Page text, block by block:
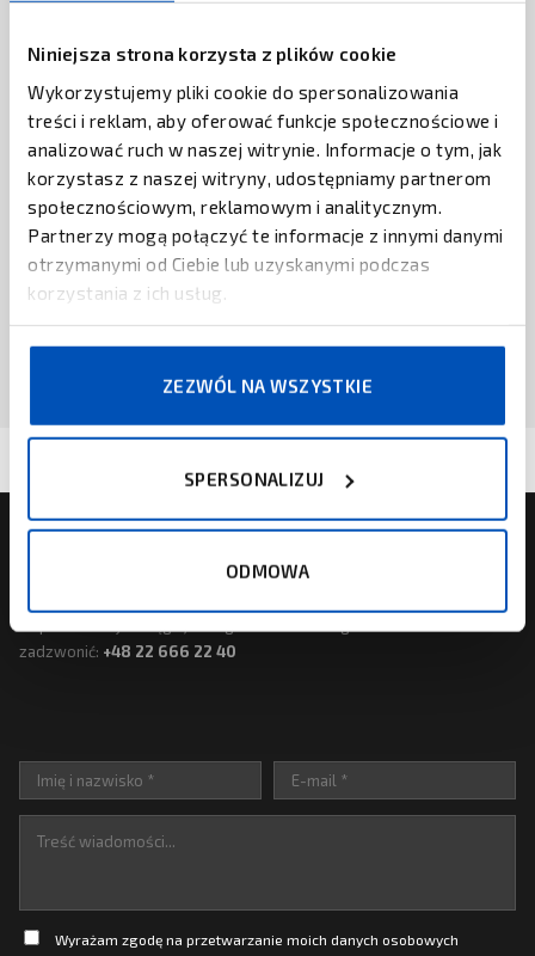
Niniejsza strona korzysta z plików cookie
Wykorzystujemy pliki cookie do spersonalizowania
treści i reklam, aby oferować funkcje społecznościowe i
analizować ruch w naszej witrynie. Informacje o tym, jak
korzystasz z naszej witryny, udostępniamy partnerom
społecznościowym, reklamowym i analitycznym.
Partnerzy mogą połączyć te informacje z innymi danymi
otrzymanymi od Ciebie lub uzyskanymi podczas
korzystania z ich usług.
ZEZWÓL NA WSZYSTKIE
SPERSONALIZUJ
ODMOWA
CISCO
Cisco Email Security (ESA)
ZAPYTAJ O CENĘ
CISCO
Cisco Firepower z serii 3100
ZAPYTAJ O CENĘ
MASZ PYTANIE? ODPISZEMY SZYBKO.
zadzwonić: +48 22 666 22 40
Wyrażam zgodę na przetwarzanie moich danych osobowych